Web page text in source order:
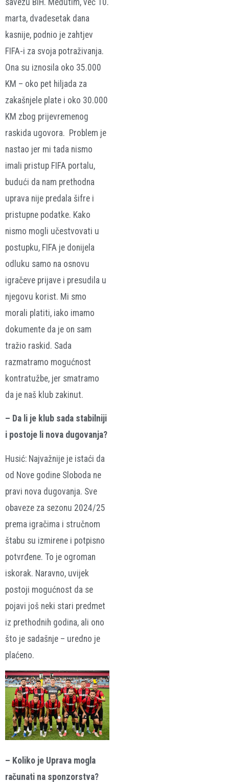
marta, dvadesetak dana
kasnije, podnio je zahtjev
FIFA-i za svoja potraživanja.
Ona su iznosila oko 35.000
KM – oko pet hiljada za
zakašnjele plate i oko 30.000
KM zbog prijevremenog
raskida ugovora. Problem je
nastao jer mi tada nismo
imali pristup FIFA portalu,
budući da nam prethodna
uprava nije predala šifre i
pristupne podatke. Kako
nismo mogli učestvovati u
postupku, FIFA je donijela
odluku samo na osnovu
igračeve prijave i presudila u
njegovu korist. Mi smo
morali platiti, iako imamo
dokumente da je on sam
tražio raskid. Sada
razmatramo mogućnost
kontratužbe, jer smatramo
da je naš klub zakinut.
– Da li je klub sada stabilniji
i postoje li nova dugovanja?
Husić: Najvažnije je istaći da
od Nove godine Sloboda ne
pravi nova dugovanja. Sve
obaveze za sezonu 2024/25
prema igračima i stručnom
štabu su izmirene i potpisno
potvrđene. To je ogroman
iskorak. Naravno, uvijek
postoji mogućnost da se
pojavi još neki stari predmet
iz prethodnih godina, ali ono
što je sadašnje – uredno je
plaćeno.
– Koliko je Uprava mogla
računati na sponzorstva?